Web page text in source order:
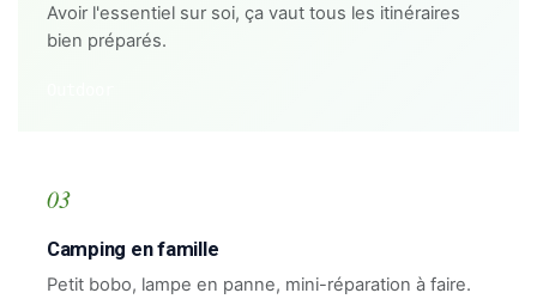
Avoir l'essentiel sur soi, ça vaut tous les itinéraires
bien préparés.
03
Camping en famille
Petit bobo, lampe en panne, mini-réparation à faire.